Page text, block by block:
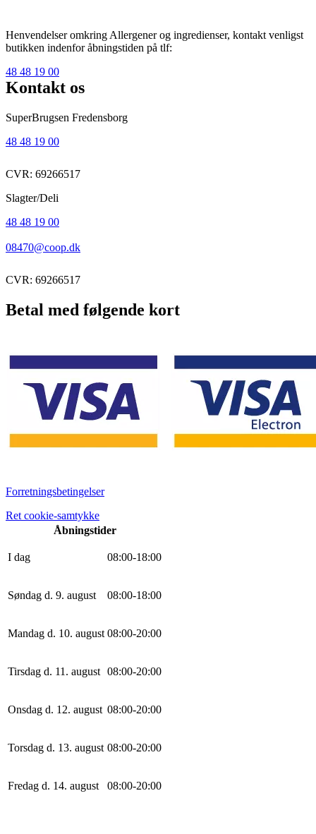
Henvendelser omkring Allergener og ingredienser, kontakt venligst
butikken indenfor åbningstiden på tlf:
48 48 19 00
Kontakt os
SuperBrugsen Fredensborg
48 48 19 00
CVR: 69266517
Slagter/Deli
48 48 19 00
08470@coop.dk
CVR: 69266517
Betal med følgende kort
Forretningsbetingelser
Ret cookie-samtykke
Åbningstider
I dag 08:00-18:00
Søndag d. 9. august 08:00-18:00
Mandag d. 10. august 08:00-20:00
Tirsdag d. 11. august 08:00-20:00
Onsdag d. 12. august 08:00-20:00
Torsdag d. 13. august 08:00-20:00
Fredag d. 14. august 08:00-20:00